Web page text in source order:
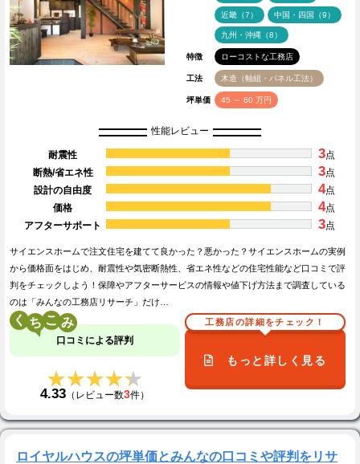
近畿（7） 中国・四国（9）
九州・沖縄（8）
特徴 ローコストな工務店
工法 木造（軸組・パネル工法）
坪単価 45 ～ 60 万円
性能レビュー
耐震性 3点
断熱/省エネ性
3点
設計の自由度
4点
価格
4点
アフターサポート
3点
サイエンスホームで注文住宅を建てて良かった？悪かった？サイエンスホームの実例
から価格面をはじめ、耐震性や気密断熱性、省エネ性などの住宅性能など口コミで評
判をチェックしよう！保障やアフターサービスの情報や値下げ方法まで調査している
のは「みんなの工務店リサーチ」だけ…
く こ
口コミによる評判
★★★★★
★★★★★
4.33 （レビュー数3件）
工務店の詳細をチェック！
もっと詳しく見る
ロイヤルハウスの坪単価とみんなの口コミや評判をリサ